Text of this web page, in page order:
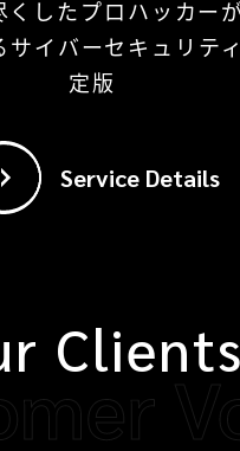
くしたプロハッカー
サイバーセキュリテ
定版
Service Details
Clients